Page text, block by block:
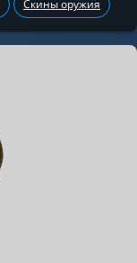
Скины оружия